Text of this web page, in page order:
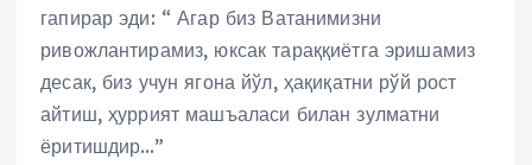
гапирар эди: “ Агар биз Ватанимизни
ривожлантирамиз, юксак тараққиётга эришамиз
десак, биз учун ягона йўл, ҳақиқатни рўй рост
айтиш, ҳуррият машъаласи билан зулматни
ёритишдир…”